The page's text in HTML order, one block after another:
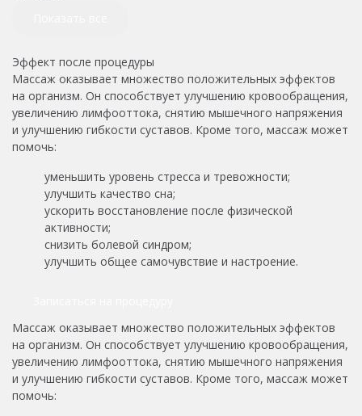
Эффект после процедуры
Массаж оказывает множество положительных эффектов
на организм. Он способствует улучшению кровообращения,
увеличению лимфооттока, снятию мышечного напряжения
и улучшению гибкости суставов. Кроме того, массаж может
помочь:
уменьшить уровень стресса и тревожности;
улучшить качество сна;
ускорить восстановление после физической
активности;
снизить болевой синдром;
улучшить общее самочувствие и настроение.
Массаж оказывает множество положительных эффектов
на организм. Он способствует улучшению кровообращения,
увеличению лимфооттока, снятию мышечного напряжения
и улучшению гибкости суставов. Кроме того, массаж может
помочь: